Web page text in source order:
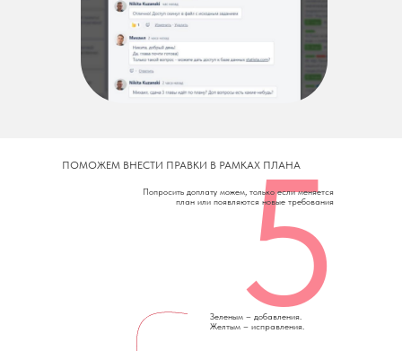
5
ПОМОЖЕМ ВНЕСТИ ПРАВКИ В РАМКАХ ПЛАНА
Попросить доплату можем, только если меняется
план или появляются новые требования
Зеленым – добавления.
Желтым – исправления.